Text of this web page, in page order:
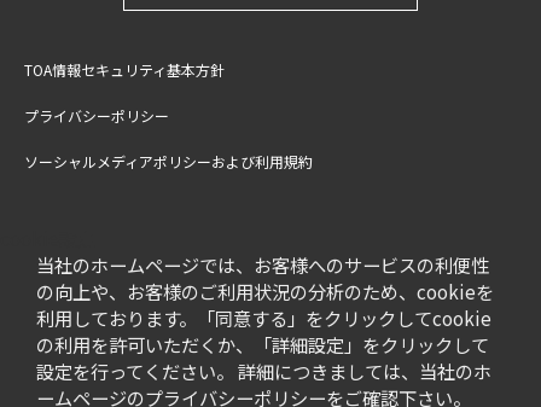
当社のホームページでは、お客様へのサービスの利便性
の向上や、お客様のご利用状況の分析のため、cookieを
利用しております。「同意する」をクリックしてcookie
の利用を許可いただくか、「詳細設定」をクリックして
設定を行ってください。 詳細につきましては、当社のホ
ームページのプライバシーポリシーをご確認下さい。
TOA情報セキュリティ基本方針
プライバシーポリシー
ソーシャルメディアポリシーおよび利用規約
特定商取引法に基づく表記